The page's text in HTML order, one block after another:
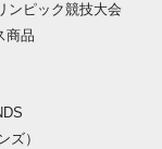
ンピック競技大会
商品
ズ）